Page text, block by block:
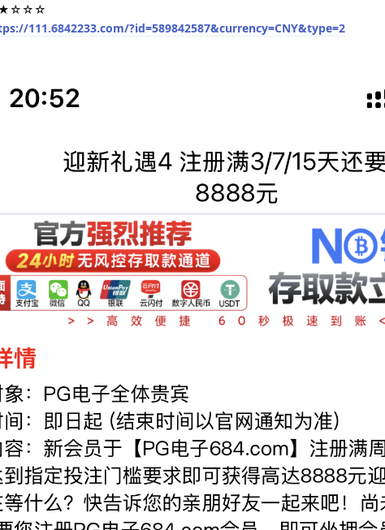
111.6842233.com/?id=589842587&currency=CNY&type=2